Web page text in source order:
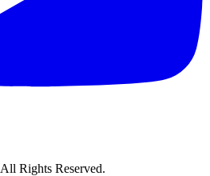
All Rights Reserved.